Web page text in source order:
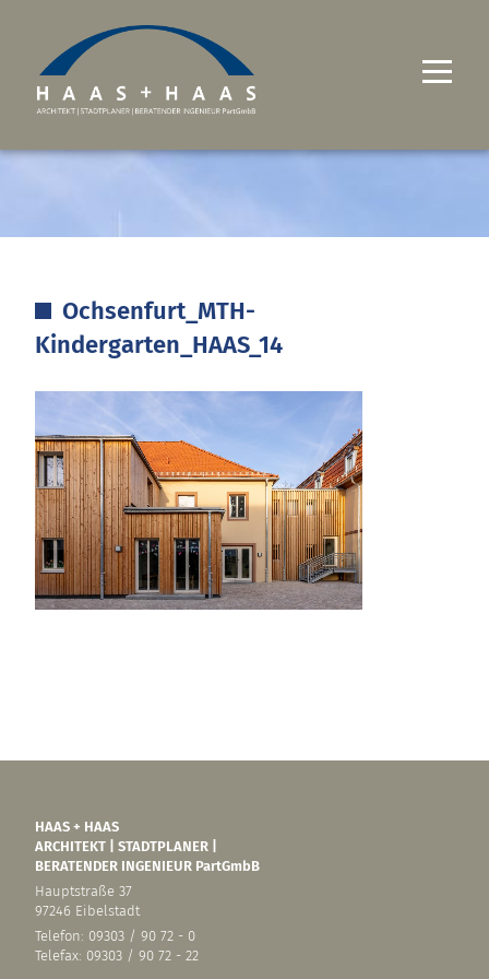
UNTERNEHMEN
KARRIERE
Ochsenfurt_MTH-
Kindergarten_HAAS_14
HAAS + HAAS
ARCHITEKT | STADTPLANER |
BERATENDER INGENIEUR PartGmbB
Hauptstraße 37
97246 Eibelstadt
Telefon: 09303 / 90 72 - 0
Telefax: 09303 / 90 72 - 22